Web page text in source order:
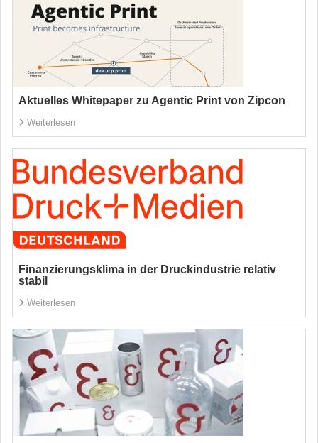
Aktuelles Whitepaper zu Agentic Print von Zipcon
Weiterlesen
Finanzierungsklima in der Druckindustrie relativ
stabil
Weiterlesen